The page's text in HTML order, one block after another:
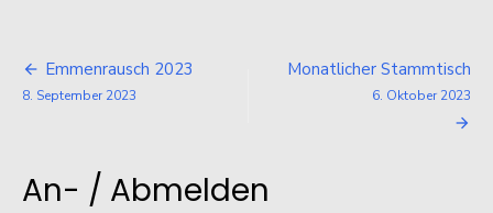
Beitragsnavigation
Emmenrausch 2023
8. September 2023
Monatlicher Stammtisch
6. Oktober 2023
An- / Abmelden